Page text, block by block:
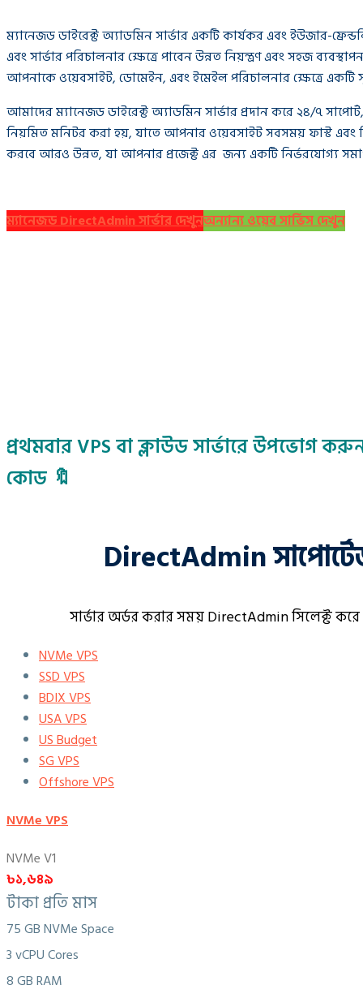
ম্যানেজড ডাইরেক্ট অ্যাডমিন সার্ভার একটি কার্যকর এবং ইউজার-
এবং সার্ভার পরিচালনার ক্ষেত্রে পাবেন উন্নত নিয়ন্ত্রণ এবং সহজ
আপনাকে ওয়েবসাইট, ডোমেইন, এবং ইমেইল পরিচালনার ক্ষেত্রে একটি
আমাদের ম্যানেজড ডাইরেক্ট অ্যাডমিন সার্ভার প্রদান করে ২৪/৭
নিয়মিত মনিটর করা হয়, যাতে আপনার ওয়েবসাইট সবসময় ফাস্ট এবং
করবে আরও উন্নত, যা আপনার প্রজেক্ট এর জন্য একটি নির্ভরযোগ্য
ম্যানেজড DirectAdmin সার্ভার দেখুনঅন্যান্য ওয়েব সার্ভিস দেখুন
প্রথমবার VPS বা ক্লাউড সার্ভারে উপভোগ
কোড 🔖️
DirectAdmin
সার্ভার অর্ডর করার সময় DirectAdmin সিলেক্ট
NVMe VPS
SSD VPS
BDIX VPS
USA VPS
US Budget
SG VPS
Offshore VPS
NVMe VPS
NVMe V1
৳১,৬৪৯
টাকা প্রতি মাস
75 GB NVMe Space
3 vCPU Cores
8 GB RAM